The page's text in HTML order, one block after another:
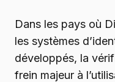
Dans les pays où
les systèmes
développés, la
frein majeur à